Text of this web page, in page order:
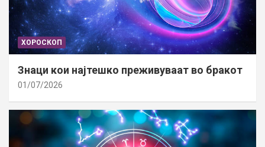
ХОРОСКОП
Знаци кои најтешко преживуваат во бракот
01/07/2026